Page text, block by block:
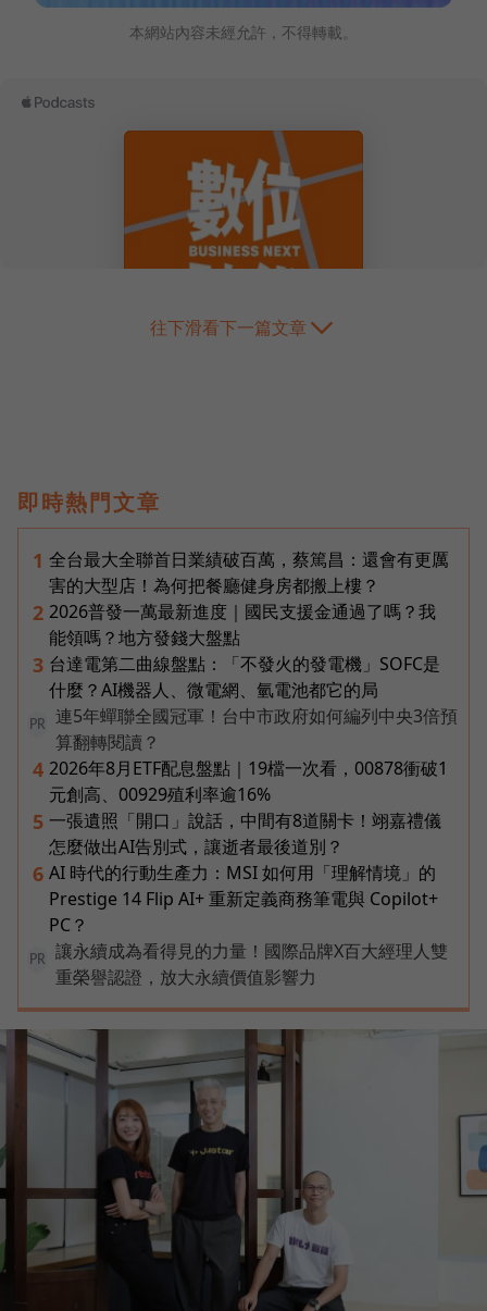
本網站內容未經允許，不得轉載。
往下滑看下一篇文章
即時熱門文章
1 全台最大全聯首日業績破百萬，蔡篤昌：還會有更厲
害的大型店！為何把餐廳健身房都搬上樓？
2 2026普發一萬最新進度｜國民支援金通過了嗎？我
能領嗎？地方發錢大盤點
3 台達電第二曲線盤點：「不發火的發電機」SOFC是
什麼？AI機器人、微電網、氫電池都它的局
PR
連5年蟬聯全國冠軍！台中市政府如何編列中央3倍預
算翻轉閱讀？
4 2026年8月ETF配息盤點｜19檔一次看，00878衝破1
元創高、00929殖利率逾16%
5 一張遺照「開口」說話，中間有8道關卡！翊嘉禮儀
怎麼做出AI告別式，讓逝者最後道別？
6 AI 時代的行動生產力：MSI 如何用「理解情境」的
Prestige 14 Flip AI+ 重新定義商務筆電與 Copilot+
PC？
PR
讓永續成為看得見的力量！國際品牌X百大經理人雙
重榮譽認證，放大永續價值影響力